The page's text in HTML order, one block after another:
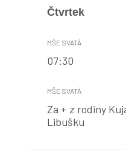
Čtvrtek
07:30
Za + z rodiny
Libušku